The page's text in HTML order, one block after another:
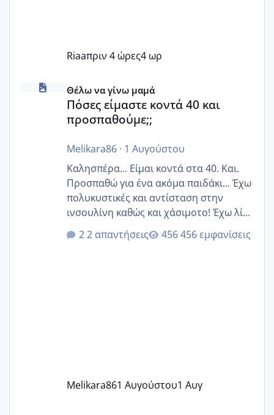
Riaaπριν 4 ώρες4 ωρ
Πόσες είμαστε κοντά 40 και προσπαθούμε;;
Θέλω να γίνω μαμά
Πόσες είμαστε κοντά 40 και
προσπαθούμε;;
Melikara86· 1 Αυγούστου
Καλησπέρα... Είμαι κοντά στα 40. Και.
Προσπαθώ για ένα ακόμα παιδάκι... Έχω
πολυκυστικές και αντίσταση στην
ινσουλίνη καθώς και χάσιμοτο! Έχω λίγα
κιλά παραπάνω και όσο κ αν προσπαθώ
δεν χάνω εύκολα! Προσπαθώ για ακόμη
2 απαντήσεις 456 εμφανίσεις
Melikara861 Αυγούστου1 Αυγ